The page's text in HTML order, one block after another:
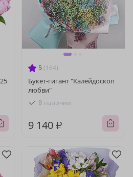
5 (164)
Букет-гигант "Калейдоскоп
любви"
В наличии
9 140 ₽